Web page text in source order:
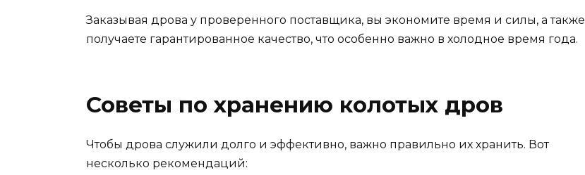
Заказывая дрова у проверенного поставщика, вы экономите время и силы, а также
получаете гарантированное качество, что особенно важно в холодное время года.
Советы по хранению колотых дров
Чтобы дрова служили долго и эффективно, важно правильно их хранить. Вот
несколько рекомендаций: